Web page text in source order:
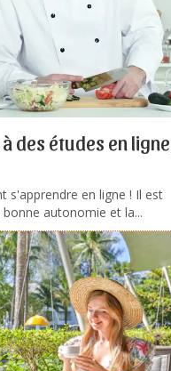
des études en
s'apprendre en ligne ! Il est
autonomie et la...